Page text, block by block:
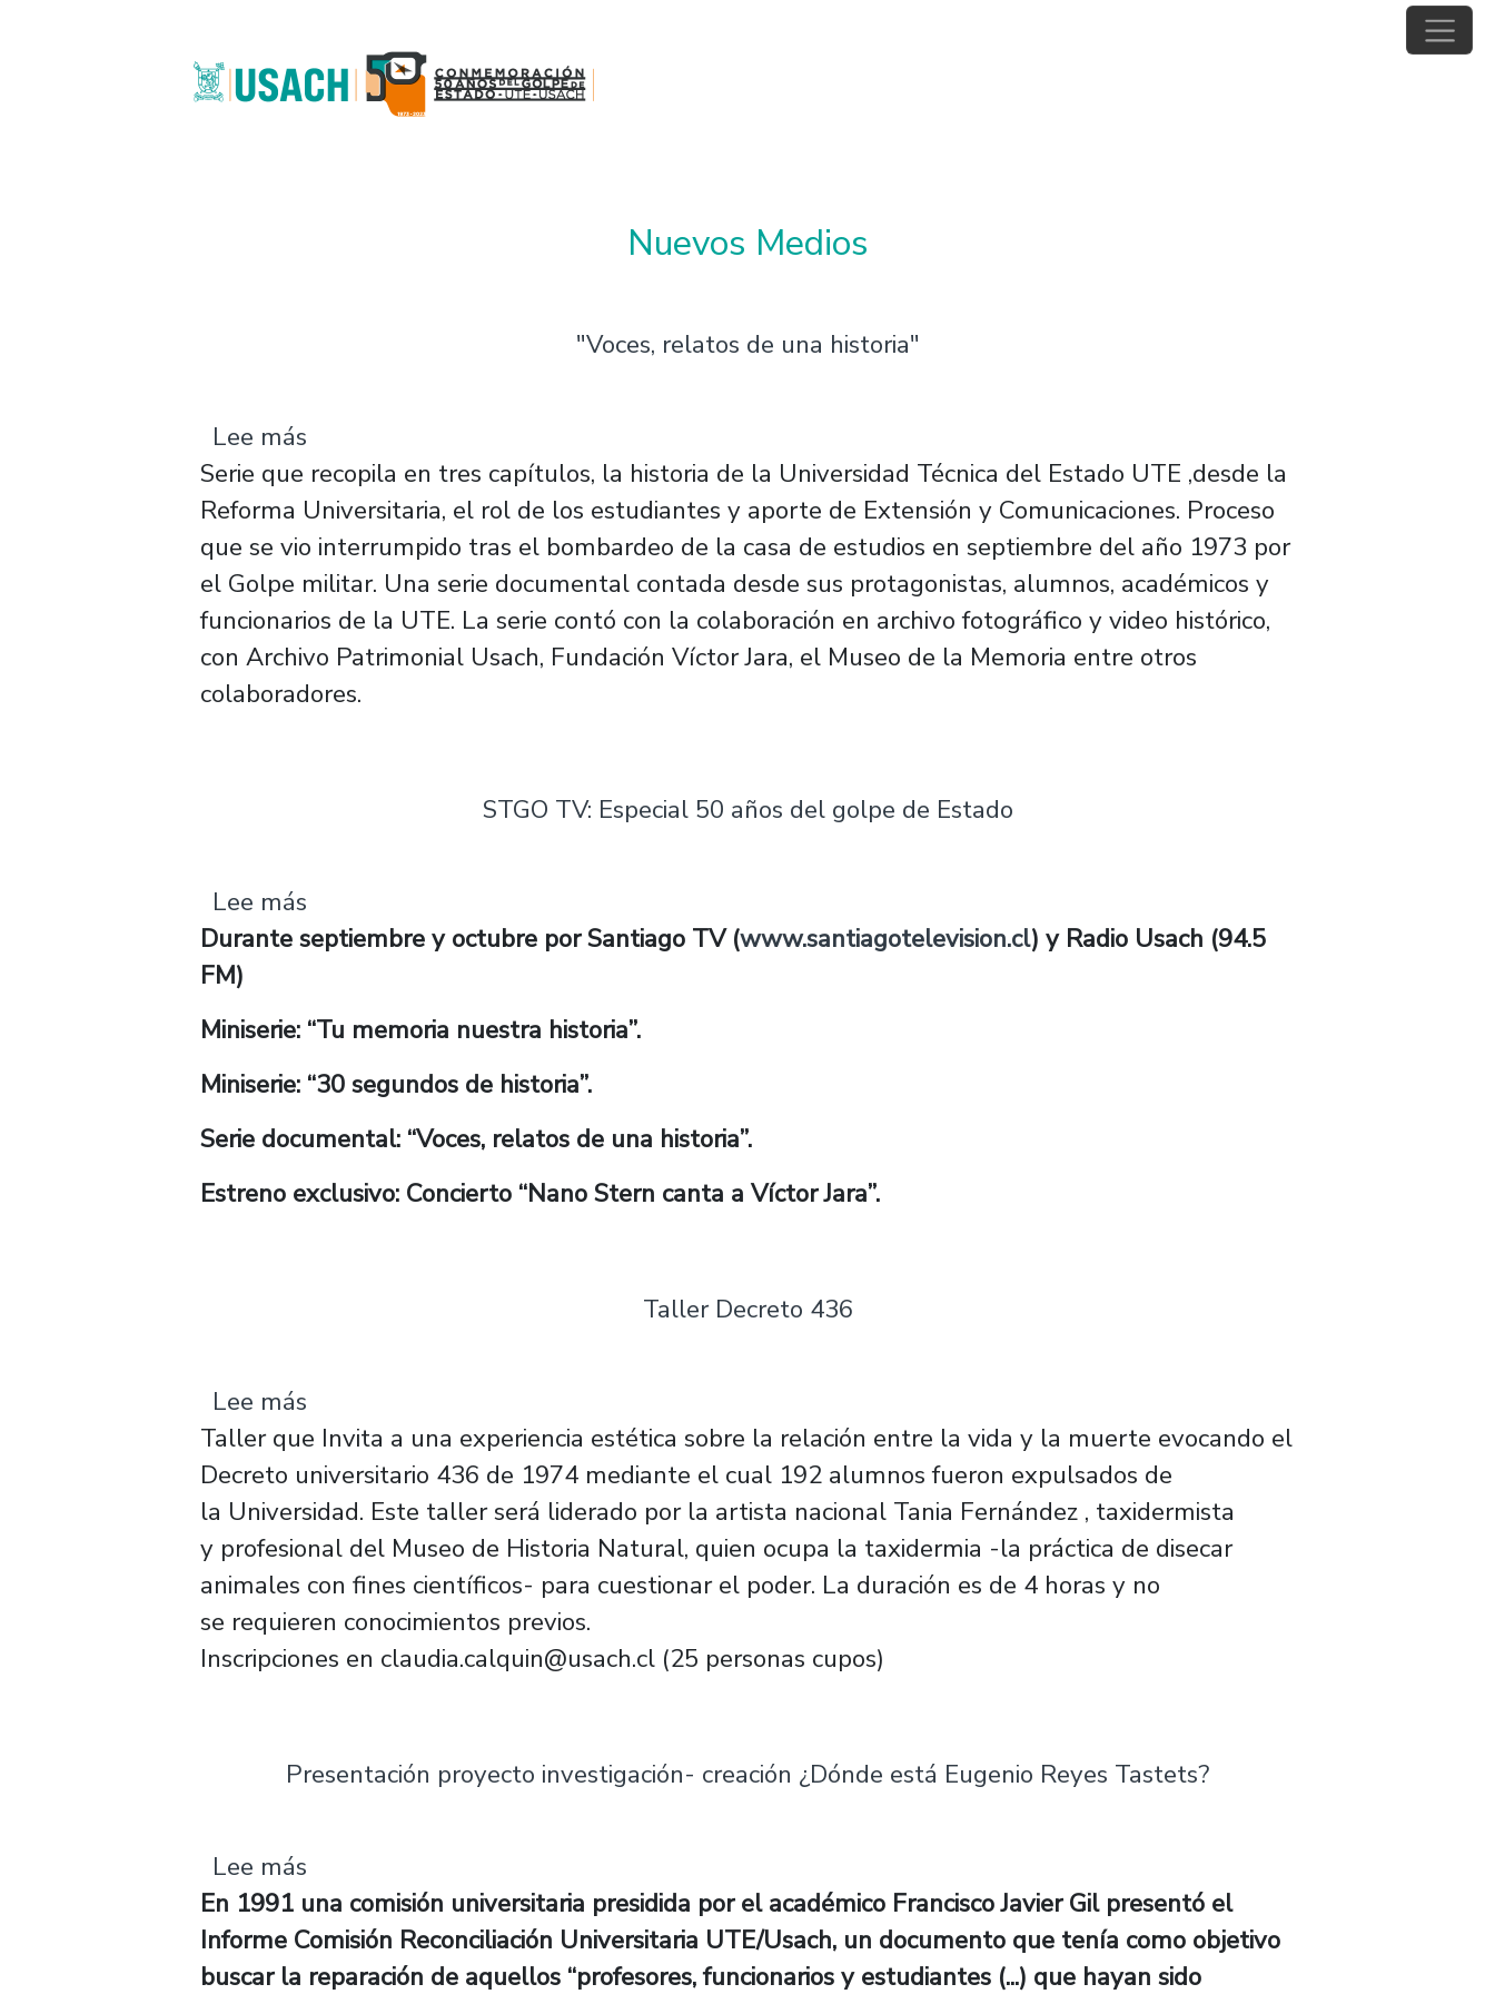
Nuevos Medios
"Voces, relatos de una historia"
Lee más
Serie que recopila en tres capítulos, la historia de la Universidad Técnica del Estado UTE ,desde la
Reforma Universitaria, el rol de los estudiantes y aporte de Extensión y Comunicaciones. Proceso
que se vio interrumpido tras el bombardeo de la casa de estudios en septiembre del año 1973 por
el Golpe militar. Una serie documental contada desde sus protagonistas, alumnos, académicos y
funcionarios de la UTE. La serie contó con la colaboración en archivo fotográfico y video histórico,
con Archivo Patrimonial Usach, Fundación Víctor Jara, el Museo de la Memoria entre otros
colaboradores.
STGO TV: Especial 50 años del golpe de Estado
Lee más
Durante septiembre y octubre por Santiago TV (www.santiagotelevision.cl) y Radio Usach (94.5
FM)
Miniserie: “Tu memoria nuestra historia”.
Miniserie: “30 segundos de historia”.
Serie documental: “Voces, relatos de una historia”.
Estreno exclusivo: Concierto “Nano Stern canta a Víctor Jara”.
Taller Decreto 436
Lee más
Taller que Invita a una experiencia estética sobre la relación entre la vida y la muerte evocando el
Decreto universitario 436 de 1974 mediante el cual 192 alumnos fueron expulsados de
la Universidad. Este taller será liderado por la artista nacional Tania Fernández , taxidermista
y profesional del Museo de Historia Natural, quien ocupa la taxidermia -la práctica de disecar
animales con fines científicos- para cuestionar el poder. La duración es de 4 horas y no
se requieren conocimientos previos.
Inscripciones en claudia.calquin@usach.cl (25 personas cupos)
Presentación proyecto investigación- creación ¿Dónde está Eugenio Reyes Tastets?
Lee más
En 1991 una comisión universitaria presidida por el académico Francisco Javier Gil presentó el
Informe Comisión Reconciliación Universitaria UTE/Usach, un documento que tenía como objetivo
buscar la reparación de aquellos “profesores, funcionarios y estudiantes (...) que hayan sido